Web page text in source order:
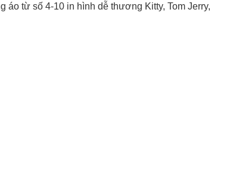
áo từ số 4-10 in hình dễ thương Kitty, Tom Jerry,